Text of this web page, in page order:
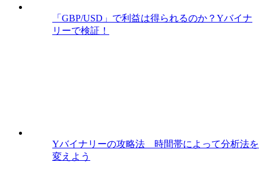
「GBP/USD」で利益は得られるのか？Yバイナ
リーで検証！
Yバイナリーの攻略法 時間帯によって分析法を
変えよう